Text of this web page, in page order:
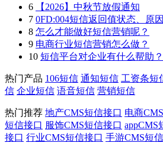
6
【2026】中秋节放假通知
7 0FD:004短信返回值状态、原
8 怎么才能做好短信营销呢？
9 电商行业短信营销怎么做？
10 短信平台对企业有什么帮助？
热门产品 106短信 通知短信 工资条短
信 企业短信 语音短信 营销短信
热门推荐 地产CMS短信接口 电商
短信接口 服饰CMS短信接口 appCMS
接口 行业CMS短信接口 手游CMS短